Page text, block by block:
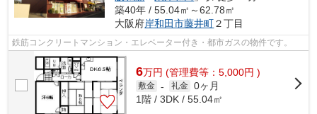
築40年 / 55.04㎡～62.78㎡
大阪府岸和田市藤井町２丁目
鉄筋コンクリートマンション・エレベーター付き・都市ガスの物件です。
6万円 (管理費等：5,000円 )
敷金 - 礼金 0ヶ月
1階 / 3DK / 55.04㎡